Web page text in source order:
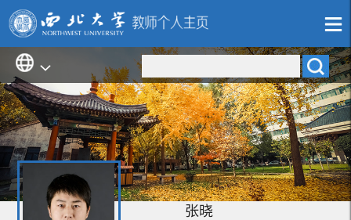
张晓